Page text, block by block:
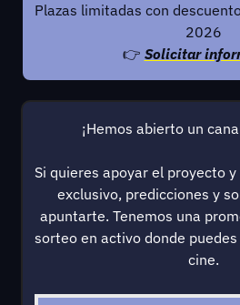
Plazas limitadas con
2026
👉 Solicitar
¡Hemos abierto un
Si quieres apoyar el proyecto
exclusivo, predicciones y
apuntarte. Tenemos una
sorteo en activo donde
cine.